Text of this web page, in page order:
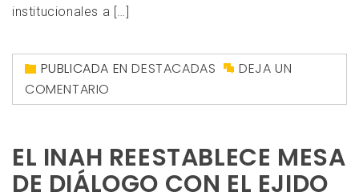
institucionales a […]
PUBLICADA ENDESTACADAS
DEJA UN
COMENTARIO
EL INAH REESTABLECE MESA
DE DIÁLOGO CON EL EJIDO